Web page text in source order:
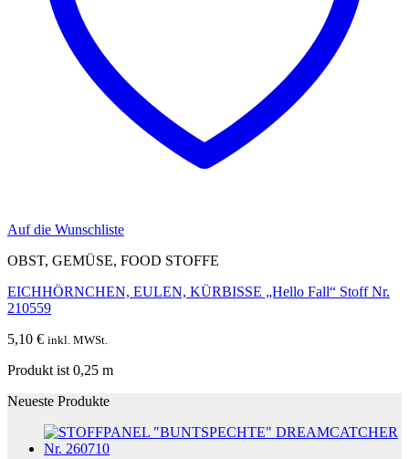
Auf die Wunschliste
OBST, GEMÜSE, FOOD STOFFE
EICHHÖRNCHEN, EULEN, KÜRBISSE „Hello Fall“ Stoff Nr.
210559
5,10 € inkl. MWSt.
Produkt ist 0,25 m
Neueste Produkte